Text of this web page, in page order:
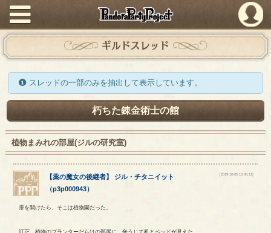
PandoraPartyProject
ギルドスレッド
スレッドの一部のみを抽出して表示しています。
朽ちた錬金術士の館
植物まみれの部屋(ジルの研究室)
【薬の魔女の後継者】 ジル・チタニイット
（p3p000943）
[2019-10-05 13:45:11]
扉を開けたら、そこは植物園だった。
訂正。植物のプランターだらけの部屋に、辛うじて机とベッドが見えた。